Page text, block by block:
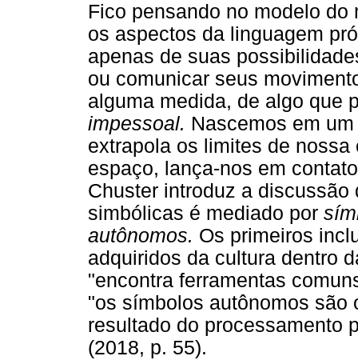
Fico pensando no modelo
os aspectos da linguagem
apenas de suas
ou comunicar seus
alguma medida, de algo que
impessoal. Nascemos em
extrapola os limites de
espaço, lança-nos em
Chuster introduz a
simbólicas é mediado por
autônomos. Os primeiros
adquiridos da cultura dentro
"encontra ferramentas
"os símbolos autônomos
resultado do processamento
(2018, p. 55).